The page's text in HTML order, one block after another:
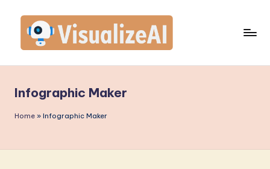
content
u
a
Infographic Maker
Home » Infographic Maker